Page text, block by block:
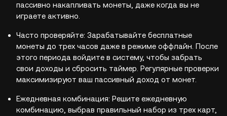
пассивно накапливать монеты, даже когда вы не
играете активно.
Часто проверяйте: Зарабатывайте бесплатные
монеты до трех часов даже в режиме оффлайн. После
этого периода войдите в систему, чтобы забрать
свои доходы и сбросить таймер. Регулярные проверки
максимизируют ваш пассивный доход от монет.
Ежедневная комбинация: Решите ежедневную
комбинацию, выбрав правильный набор из трех карт,